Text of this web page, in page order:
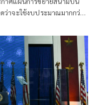
ว่าจะใช้งบประมาณมากกว่า